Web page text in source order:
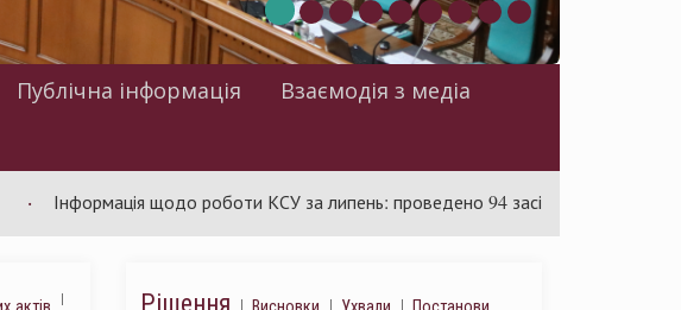
Публічна інформація
Взаємодія з медіа
щодо роботи КСУ за липень: проведено 94 засідання та ухвалено 85
Рішення